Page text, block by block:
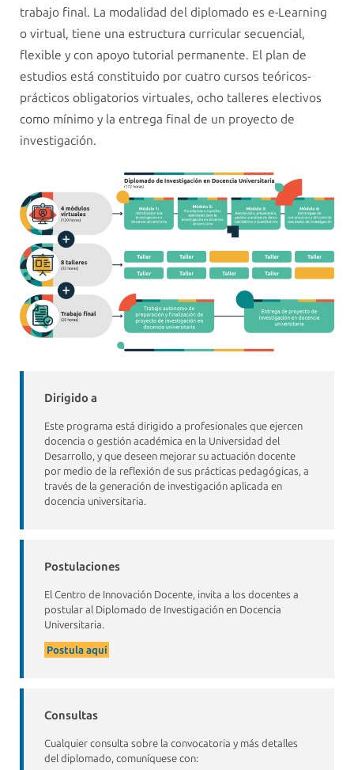
trabajo final. La modalidad del diplomado es e-Learning
o virtual, tiene una estructura curricular secuencial,
flexible y con apoyo tutorial permanente. El plan de
estudios está constituido por cuatro cursos teóricos-
prácticos obligatorios virtuales, ocho talleres electivos
como mínimo y la entrega final de un proyecto de
investigación.
Dirigido a
Este programa está dirigido a profesionales que ejercen
docencia o gestión académica en la Universidad del
Desarrollo, y que deseen mejorar su actuación docente
por medio de la reflexión de sus prácticas pedagógicas, a
través de la generación de investigación aplicada en
docencia universitaria.
Postulaciones
El Centro de Innovación Docente, invita a los docentes a
postular al Diplomado de Investigación en Docencia
Universitaria.
Postula aquí
Consultas
Cualquier consulta sobre la convocatoria y más detalles
del diplomado, comuníquese con: